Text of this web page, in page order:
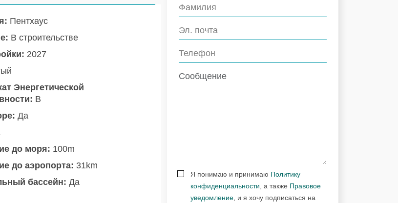
Пентхаус
В строительстве
2027
Энергетической
B
Да
до моря: 100m
до аэропорта: 31km
бассейн: Да
Я понимаю и принимаю Политику
конфиденциальности , а также Правовое
уведомление , и я хочу подписаться на